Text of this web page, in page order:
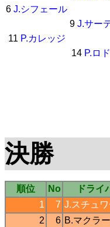
6 J.シフェール
9 J.サー
11 P.カレッジ
14 P.ロ
決勝
順位 No ドライ
1
7 J.スチュワ
2
6 B.マクラ